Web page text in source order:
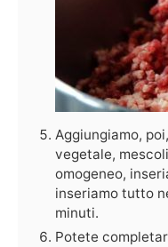
Aggiungiamo,
vegetale,
omogeneo,
inseriamo tutto
minuti.
Potete